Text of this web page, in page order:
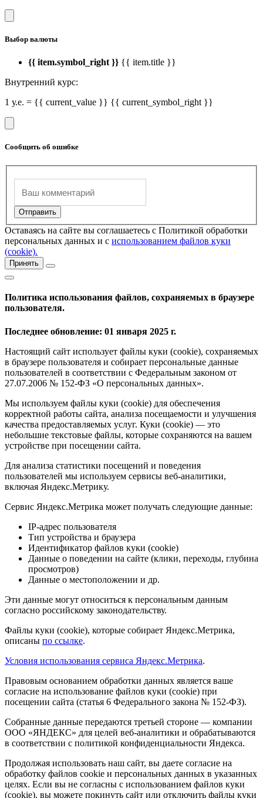
Выбор валюты
{{ item.symbol_right }} {{ item.title }}
Внутренний курс:
1 у.е. = {{ current_value }} {{ current_symbol_right }}
Сообщить об ошибке
Оставаясь на сайте вы соглашаетесь с Политикой обработки
персональных данных и с использованием файлов куки
(cookie).
Принять
Политика использования файлов, сохраняемых в браузере
пользователя.
Последнее обновление: 01 января 2025 г.
Настоящий сайт использует файлы куки (cookie), сохраняемых
в браузере пользователя и собирает персональные данные
пользователей в соответствии с Федеральным законом от
27.07.2006 № 152-ФЗ «О персональных данных».
Мы используем файлы куки (cookie) для обеспечения
корректной работы сайта, анализа посещаемости и улучшения
качества предоставляемых услуг. Куки (cookie) — это
небольшие текстовые файлы, которые сохраняются на вашем
устройстве при посещении сайта.
Для анализа статистики посещений и поведения
пользователей мы используем сервисы веб-аналитики,
включая Яндекс.Метрику.
Сервис Яндекс.Метрика может получать следующие данные:
IP-адрес пользователя
Тип устройства и браузера
Идентификатор файлов куки (cookie)
Данные о поведении на сайте (клики, переходы, глубина
просмотров)
Данные о местоположении и др.
Эти данные могут относиться к персональным данным
согласно российскому законодательству.
Файлы куки (cookie), которые собирает Яндекс.Метрика,
описаны по ссылке.
Условия использования сервиса Яндекс.Метрика.
Правовым основанием обработки данных является ваше
согласие на использование файлов куки (cookie) при
посещении сайта (статья 6 Федерального закона № 152-ФЗ).
Собранные данные передаются третьей стороне — компании
ООО «ЯНДЕКС» для целей веб-аналитики и обрабатываются
в соответствии с политикой конфиденциальности Яндекса.
Продолжая использовать наш сайт, вы даете согласие на
обработку файлов cookie и персональных данных в указанных
целях. Если вы не согласны с использованием файлов куки
(cookie), вы можете покинуть сайт или отключить файлы куки